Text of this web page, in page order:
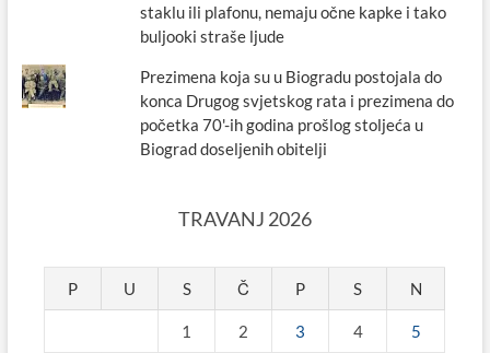
staklu ili plafonu, nemaju očne kapke i tako
buljooki straše ljude
Prezimena koja su u Biogradu postojala do
konca Drugog svjetskog rata i prezimena do
početka 70'-ih godina prošlog stoljeća u
Biograd doseljenih obitelji
TRAVANJ 2026
P U S Č P S N
1 2 3 4 5